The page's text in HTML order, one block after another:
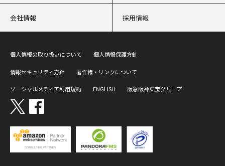
会社情報 採用情報
個人情報の取り扱いについて 個人情報保護方針
情報セキュリティ方針 著作権・リンクについて
ソーシャルメディア利用規約 ENGLISH 阪急阪神東宝グループ